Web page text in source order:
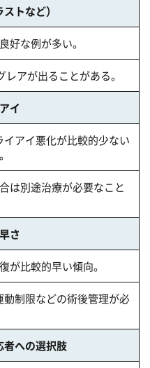
トなど）
好な例が多い。
アが出ることがある。
イ
アイ悪化が比較的少ない
は別途治療が必要なこと
さ
が比較的早い傾向。
制限などの術後管理が必
者への選択肢